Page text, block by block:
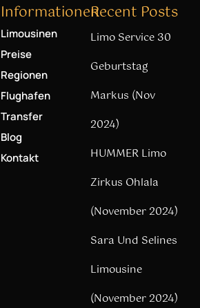
Informationen
Limousinen
Preise
Regionen
Flughafen
Transfer
Blog
Kontakt
Recent Posts
Limo Service 30
Geburtstag
Markus (Nov
2024)
HUMMER Limo
Zirkus Ohlala
(November 2024)
Sara Und Selines
Limousine
(November 2024)